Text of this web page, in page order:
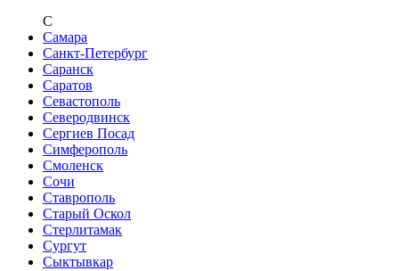
С
Самара
Санкт-Петербург
Саранск
Саратов
Севастополь
Северодвинск
Сергиев Посад
Симферополь
Смоленск
Сочи
Ставрополь
Старый Оскол
Стерлитамак
Сургут
Сыктывкар